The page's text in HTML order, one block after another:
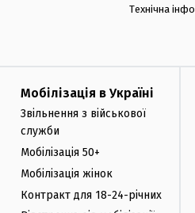
Технічна
Мобілізація в Україні
Звільнення з військової
служби
Мобілізація 50+
Мобілізація жінок
Контракт для 18-24-річних